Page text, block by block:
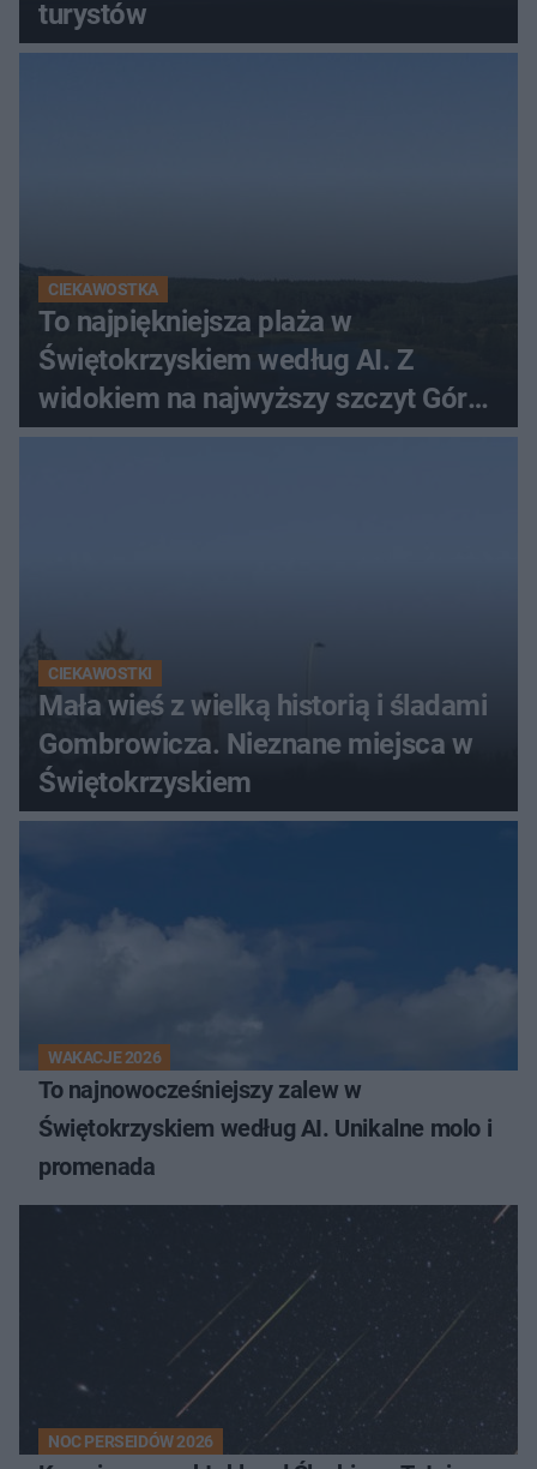
turystów
CIEKAWOSTKA
To najpiękniejsza plaża w
Świętokrzyskiem według AI. Z
widokiem na najwyższy szczyt Gór
Świętokrzyskich
CIEKAWOSTKI
Mała wieś z wielką historią i śladami
Gombrowicza. Nieznane miejsca w
Świętokrzyskiem
WAKACJE 2026
To najnowocześniejszy zalew w
Świętokrzyskiem według AI. Unikalne molo i
promenada
NOC PERSEIDÓW 2026